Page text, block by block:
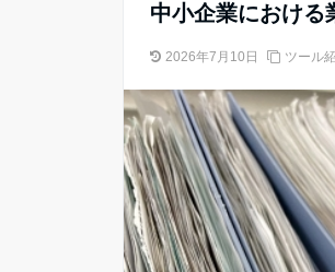
中小企業における
2026年7月10日 ツール